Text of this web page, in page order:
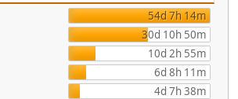
54d 7h 14m
30d 10h 50m
10d 2h 55m
6d 8h 11m
4d 7h 38m